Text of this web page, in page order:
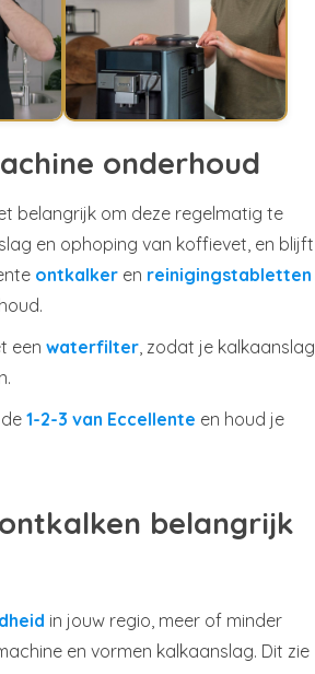
onderhoud
belangrijk om deze regelmatig te
en ophoping van koffievet, en blijft
ontkalker en reinigingstabletten
een waterfilter , zodat je kalkaanslag
1-2-3 van Eccellente en houd je
belangrijk
in jouw regio, meer of minder
en vormen kalkaanslag. Dit zie